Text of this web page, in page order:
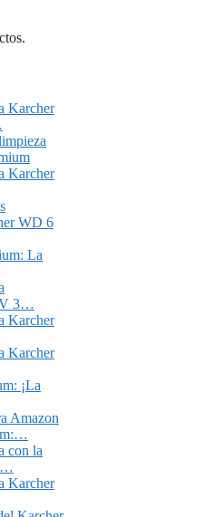
Karcher
Karcher
WD 6
La
3…
Karcher
Karcher
¡La
Amazon
con la
Karcher